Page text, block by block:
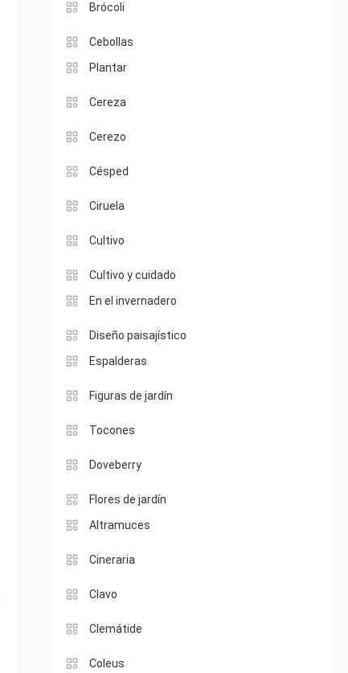
Brócoli
Cebollas
Plantar
Cereza
Cerezo
Césped
Ciruela
Cultivo
Cultivo y cuidado
En el invernadero
Diseño paisajístico
Espalderas
Figuras de jardín
Tocones
Doveberry
Flores de jardín
Altramuces
Cineraria
Clavo
Clemátide
Coleus